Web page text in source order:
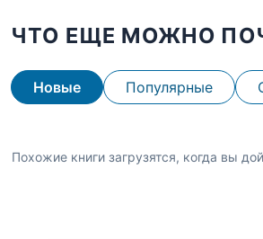
ЧТО ЕЩЕ МОЖНО
Новые Популярные
Похожие книги загрузятся, когда вы